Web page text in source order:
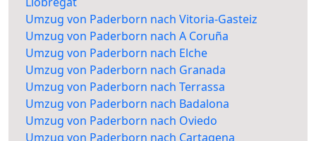
Umzug von Paderborn nach Vitoria-Gasteiz
Umzug von Paderborn nach A Coruña
Umzug von Paderborn nach Elche
Umzug von Paderborn nach Granada
Umzug von Paderborn nach Terrassa
Umzug von Paderborn nach Badalona
Umzug von Paderborn nach Oviedo
Umzug von Paderborn nach Cartagena